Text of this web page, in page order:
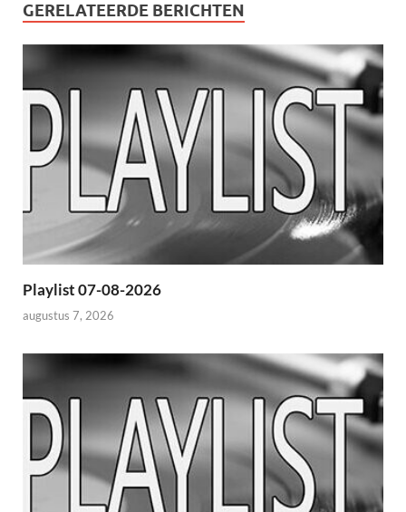
GERELATEERDE BERICHTEN
Playlist 07-08-2026
augustus 7, 2026